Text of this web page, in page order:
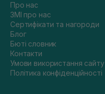
Про нас
ЗМІ про нас
Сертифікати та нагороди
Блог
Бюті словник
Контакти
Умови використання сайту
Політика конфіденційності